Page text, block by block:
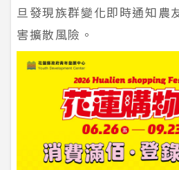
旦發現族群變化即時通知農
害擴散風險。